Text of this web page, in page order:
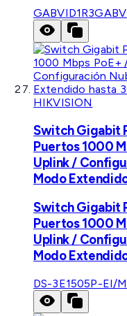
GABVID1R3
HIKVISION
Switch Gigabit
Puertos 1000
Uplink /
Modo
Switch Gigabit
Puertos 1000
Uplink /
Modo
DS-3E1505P-EI/M